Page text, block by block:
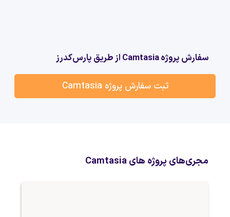
سفارش پروژه Camtasia از طریق پارس‌کدرز
ثبت سفارش پروژه Camtasia
مجری‌های پروژه های Camtasia